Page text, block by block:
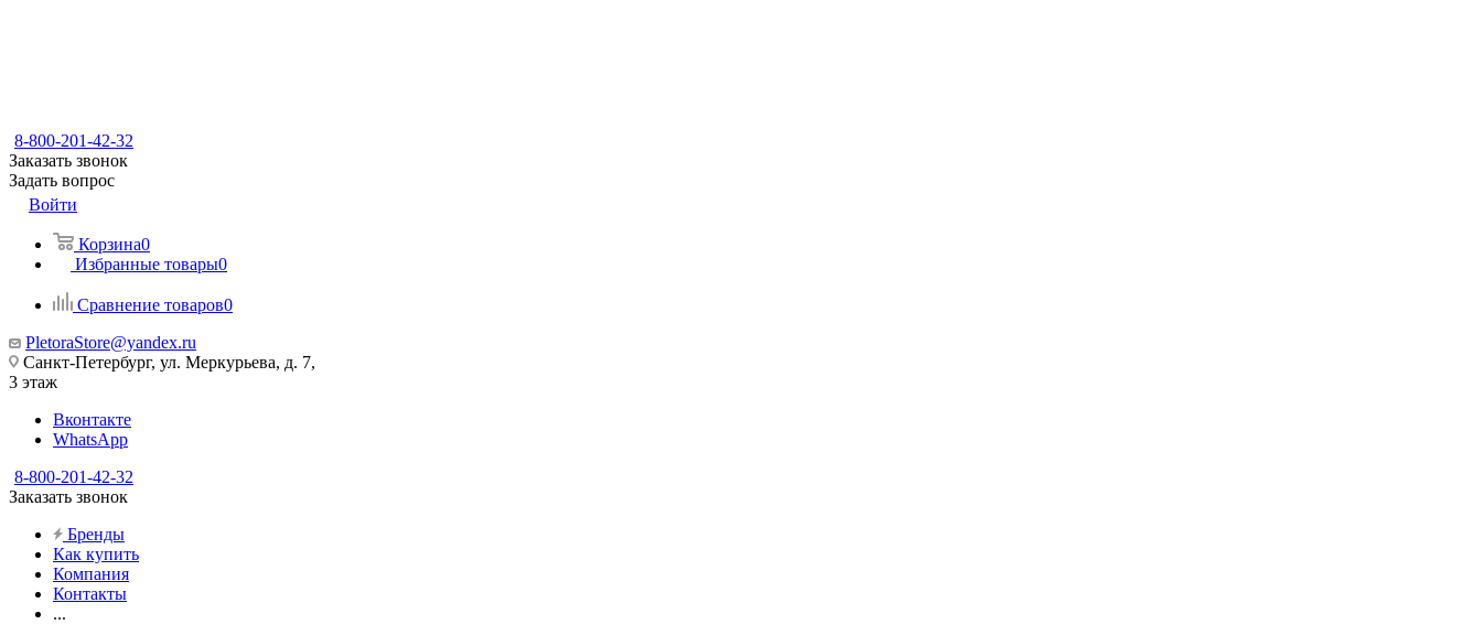
8-800-201-42-32
Заказать звонок
Задать вопрос
Войти
Корзина0
Избранные товары0
Сравнение товаров0
PletoraStore@yandex.ru
Санкт-Петербург, ул. Меркурьева, д. 7,
3 этаж
Вконтакте
WhatsApp
8-800-201-42-32
Заказать звонок
Бренды
Как купить
Компания
Контакты
...